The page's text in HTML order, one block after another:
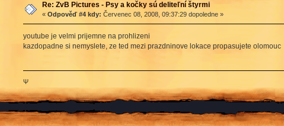
Re: ZvB Pictures - Psy a kočky sú deliteľní štyrmi
« Odpověď #4 kdy: Červenec 08, 2008, 09:37:29 dopoledne »
youtube je velmi prijemne na prohlizeni
kazdopadne si nemyslete, ze ted mezi prazdninove lokace propasujete olomouc
Ψ